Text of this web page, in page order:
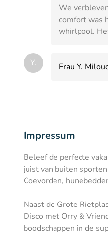
We
comfort was
whirlpool.
Y. Frau Y.
Impressum
Beleef de perfecte
juist van buiten
Coevorden,
Naast de Grote
Disco met Orry &
boodschappen in de